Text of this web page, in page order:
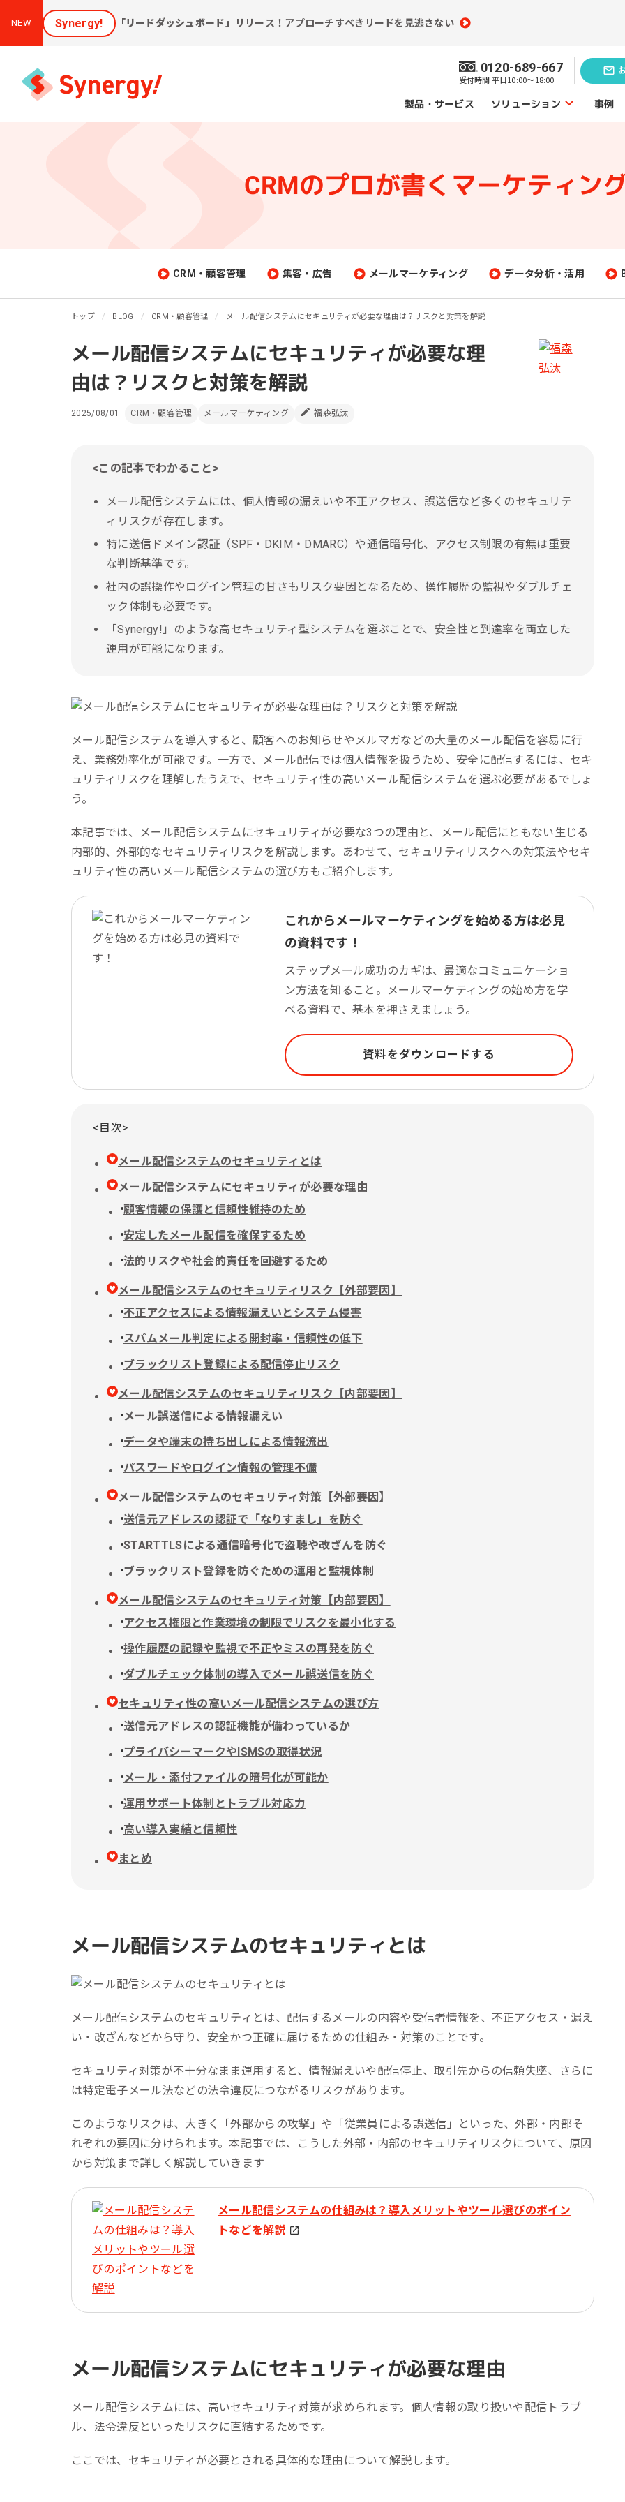
NEW Synergy! 「リードダッシュボード」 リリース！アプローチすべきリードを見逃さない
0120-689-667
受付時間 平日10:00～18:00
製品・サービス ソリューション
見込み顧客に買ってほしい
リピーターを増やしたい
優良顧客との関係を強めたい
[休眠顧客掘り起こしソリューション]
課題発見のソリューション
メール効果測定
集客効果分析
アンケート分析
業務効率化のソリュー
広告運用代行
Webサイト制作
事例
CRMのプロが書く マーケティン
CRM・顧客管理 集客・広告 メールマーケティング データ分析・活用
トップ BLOG CRM・顧客管理 メール配信システムにセキュリティが必要な理由は？リスクと対策を解説
メール配信システムにセキュリティが必要な理
由は？リスクと対策を解説
2025/08/01 CRM・顧客管理 メールマーケティング 福森弘汰
<この記事でわかること>
メール配信システムには、個人情報の漏えいや不正アクセス、誤送信など多くのセキュリテ
ィリスクが存在します。
特に送信ドメイン認証（SPF・DKIM・DMARC）や通信暗号化、アクセス制限の有無は重要
な判断基準です。
社内の誤操作やログイン管理の甘さもリスク要因となるため、操作履歴の監視やダブルチェ
ック体制も必要です。
「Synergy!」のような高セキュリティ型システムを選ぶことで、安全性と到達率を両立した
運用が可能になります。
メール配信システムを導入すると、顧客へのお知らせやメルマガなどの大量のメール配信を容易に行
え、業務効率化が可能です。一方で、メール配信では個人情報を扱うため、安全に配信するには、セキ
ュリティリスクを理解したうえで、セキュリティ性の高いメール配信システムを選ぶ必要があるでしょ
う。
本記事では、メール配信システムにセキュリティが必要な3つの理由と、メール配信にともない生じる
内部的、外部的なセキュリティリスクを解説します。あわせて、セキュリティリスクへの対策法やセキ
ュリティ性の高いメール配信システムの選び方もご紹介します。
これからメールマーケティングを始める方は必見
の資料です！
ステップメール成功のカギは、最適なコミュニケーショ
ン方法を知ること。メールマーケティングの始め方を学
べる資料で、基本を押さえましょう。
資料をダウンロードする
<目次>
メール配信システムのセキュリティとは
メール配信システムにセキュリティが必要な理由
顧客情報の保護と信頼性維持のため
安定したメール配信を確保するため
法的リスクや社会的責任を回避するため
メール配信システムのセキュリティリスク【外部要因】
不正アクセスによる情報漏えいとシステム侵害
スパムメール判定による開封率・信頼性の低下
ブラックリスト登録による配信停止リスク
メール配信システムのセキュリティリスク【内部要因】
メール誤送信による情報漏えい
データや端末の持ち出しによる情報流出
パスワードやログイン情報の管理不備
メール配信システムのセキュリティ対策【外部要因】
送信元アドレスの認証で「なりすまし」を防ぐ
STARTTLSによる通信暗号化で盗聴や改ざんを防ぐ
ブラックリスト登録を防ぐための運用と監視体制
メール配信システムのセキュリティ対策【内部要因】
アクセス権限と作業環境の制限でリスクを最小化する
操作履歴の記録や監視で不正やミスの再発を防ぐ
ダブルチェック体制の導入でメール誤送信を防ぐ
セキュリティ性の高いメール配信システムの選び方
送信元アドレスの認証機能が備わっているか
プライバシーマークやISMSの取得状況
メール・添付ファイルの暗号化が可能か
運用サポート体制とトラブル対応力
高い導入実績と信頼性
まとめ
メール配信システムのセキュリティとは
メール配信システムのセキュリティとは、配信するメールの内容や受信者情報を、不正アクセス・漏え
い・改ざんなどから守り、安全かつ正確に届けるための仕組み・対策のことです。
セキュリティ対策が不十分なまま運用すると、情報漏えいや配信停止、取引先からの信頼失墜、さらに
は特定電子メール法などの法令違反につながるリスクがあります。
このようなリスクは、大きく「外部からの攻撃」や「従業員による誤送信」といった、外部・内部そ
れぞれの要因に分けられます。本記事では、こうした外部・内部のセキュリティリスクについて、原因
から対策まで詳しく解説していきます
メール配信システムの仕組みは？導入メリットやツール選びのポイン
トなどを解説
メール配信システムにセキュリティが必要な理由
メール配信システムには、高いセキュリティ対策が求められます。個人情報の取り扱いや配信トラブ
ル、法令違反といったリスクに直結するためです。
ここでは、セキュリティが必要とされる具体的な理由について解説します。